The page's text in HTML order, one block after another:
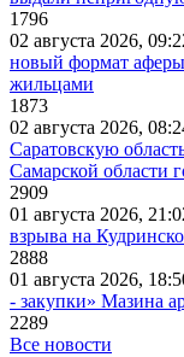
1796
02 августа 2026,
новый формат
жильцами
1873
02 августа 2026,
Саратовскую
Самарской области
2909
01 августа 2026,
взрыва на
2888
01 августа 2026,
- закупки» Мазина
2289
Все новости